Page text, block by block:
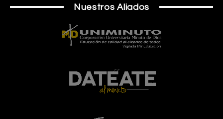
Nuestros Aliados